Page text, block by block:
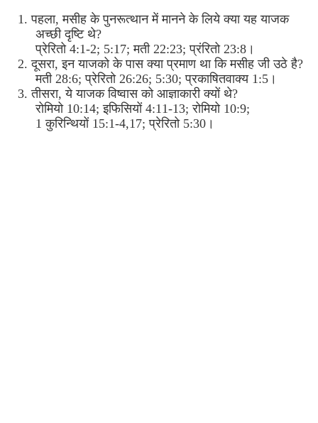
1. पहला, मसीह के पुनरूत्‍थान में मानने के लिये क्‍या यह याजक
अच्‍छी दृष्‍टि थे?
प्रेरितो 4:1-2; 5:17; मती 22:23; प्रंरितो 23:8।
2. दूसरा, इन याजको के पास क्‍या प्रमाण था कि मसीह जी उठे है?
मती 28:6; प्रेरितो 26:26; 5:30; प्रकाषितवाक्‍य 1:5।
3. तीसरा, ये याजक विष्‍वास को आज्ञाकारी क्‍यों थे?
रोमियो 10:14; इफिसियों 4:11-13; रोमियो 10:9;
1 कुरिन्‍थियों 15:1-4,17; प्रेरितो 5:30।